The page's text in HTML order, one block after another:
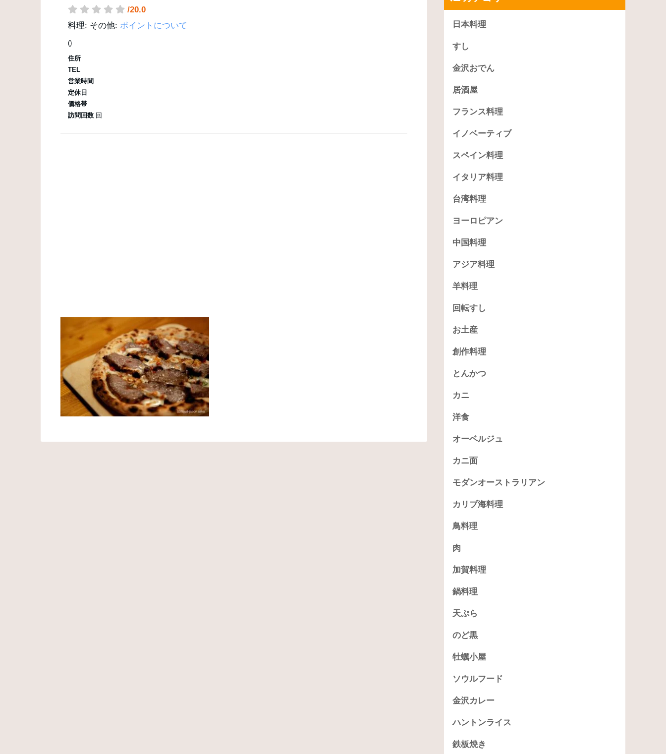
/20.0
料理: その他: ポイントについて
()
住所
TEL
営業時間
定休日
価格帯
訪問回数 回
日本料理
すし
金沢おでん
居酒屋
フランス料理
イノベーティブ
スペイン料理
イタリア料理
台湾料理
ヨーロピアン
中国料理
アジア料理
羊料理
回転すし
お土産
創作料理
とんかつ
カニ
洋食
オーベルジュ
カニ面
モダンオーストラリアン
カリブ海料理
鳥料理
肉
加賀料理
鍋料理
天ぷら
のど黒
牡蠣小屋
ソウルフード
金沢カレー
ハントンライス
鉄板焼き